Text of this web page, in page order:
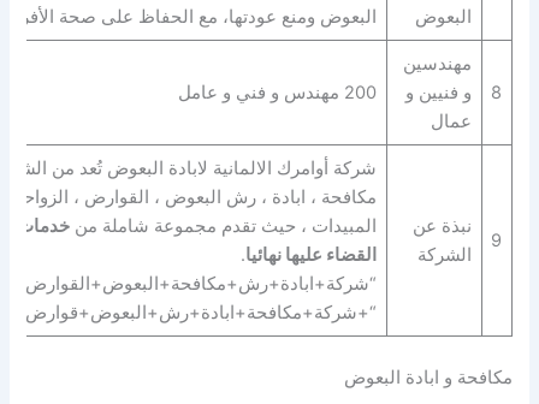
البعوض
البعوض ومنع عودتها، مع الحفاظ على صحة الأفراد
8
مهندسين
و فنيين و
عمال
200 مهندس و فني و عامل
9
نبذة عن
الشركة
شركة أوامرك الالمانية لابادة البعوض تُعد من
مكافحة ، ابادة ، رش البعوض ، القوارض ، الزواحف
المبيدات ، حيث تقدم مجموعة شاملة من خدمات
القضاء عليها نهائيا.
مكافحة و ابادة البعوض